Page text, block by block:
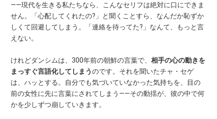
——現代を生きる私たちなら、こんなセリフは絶対に口にできま
せん。「心配してくれたの?」と聞くことすら、なんだか恥ずか
しくて回避してしまう。「連絡を待ってた?」なんて、もっと言
えない。
けれどダンシムは、300年前の朝鮮の言葉で、相手の心の動きを
まっすぐ言語化してしまうのです。それを聞いたチャ・セゲ
は、ハッとする。自分でも気づいていなかった気持ちを、目の
前の女性に先に言葉にされてしまう——その動揺が、彼の中で何
かを少しずつ崩していきます。